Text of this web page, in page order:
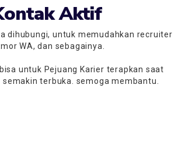
Aktif
dihubungi, untuk memudahkan recruiter
WA, dan sebagainya.
untuk Pejuang Karier terapkan saat
terbuka. semoga membantu.